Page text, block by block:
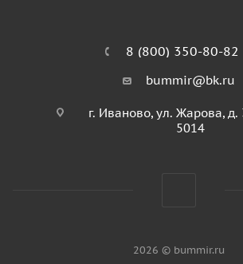
8 (800) 350-80-82
bummir@bk.ru
г. Иваново, ул. Жарова, д.
5014
2026 © bummir.ru